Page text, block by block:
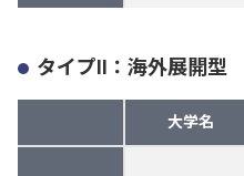
タイプⅡ：海外展開型
大学名